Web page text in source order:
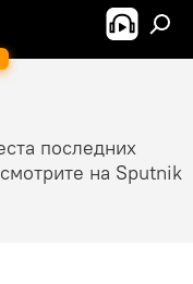
последних
на Sputnik